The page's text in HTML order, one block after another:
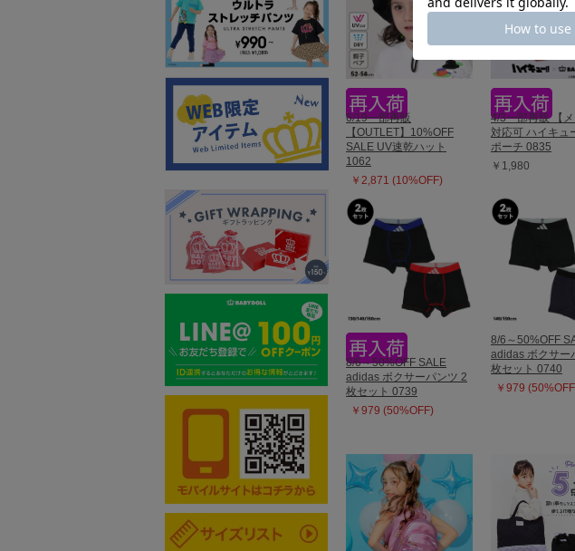
6/19一部再販
【OUTLET】10%OFF
SALE UV速乾ハット
1062
￥2,871 (10%OFF)
4/3一部再販 【メ
対応可 ハイキュ
ポーチ 0835
￥1,980
8/6～50%OFF SALE
adidas ボクサーパンツ 2
枚セット 0739
￥979 (50%OFF)
8/6～50%OFF
adidas ボクサー
枚セット 0740
￥979